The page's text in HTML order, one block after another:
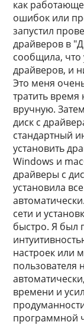
как
ошибок или
запустил
драйверов в
сообщила, что
драйверов, и
Это меня
тратить время
вручную.
диск с
стандартный
установить
Windows и
драйверы с
установила
сети и
быстро. Я был
настроек или
пользователя
времени и
программной